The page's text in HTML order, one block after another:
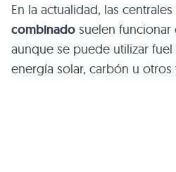
En la actualidad, las
combinado suelen funcionar
aunque se puede utilizar
energía solar, carbón u